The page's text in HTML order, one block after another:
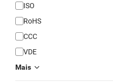
ISO
RoHS
CCC
VDE
Mais